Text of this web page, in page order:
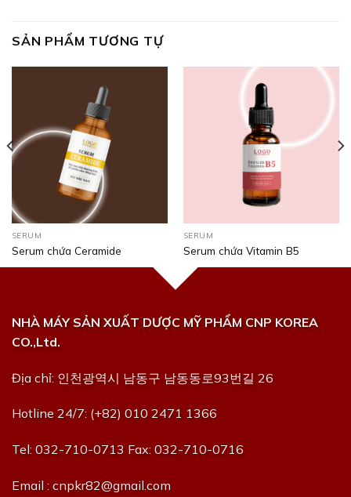
SẢN PHẨM TƯƠNG TỰ
SERUM
Serum chứa Ceramide
SERUM
Serum chứa Vitamin B5
NHÀ MÁY SẢN XUẤT DƯỢC MỸ PHẨM CNP KOREA
CO.,Ltd.
Địa chỉ: 인천광역시 남동구 남동동로93번길 26
Hotline 24/7: (+82) 010 2471 1366
Tel: 032-710-0713 Fax: 032-710-0716
Email : cnpkr82@gmail.com